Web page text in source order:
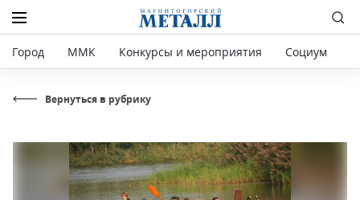
Город ММК Конкурсы и мероприятия Социум
Вернуться в рубрику